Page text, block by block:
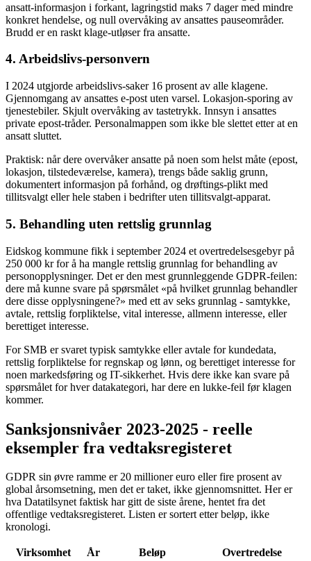
ansatt-informasjon i forkant, lagringstid maks 7 dager med mindre
konkret hendelse, og null overvåking av ansattes pauseområder.
Brudd er en raskt klage-utløser fra ansatte.
4. Arbeidslivs-personvern
I 2024 utgjorde arbeidslivs-saker 16 prosent av alle klagene.
Gjennomgang av ansattes e-post uten varsel. Lokasjon-sporing av
tjenestebiler. Skjult overvåking av tastetrykk. Innsyn i ansattes
private epost-tråder. Personalmappen som ikke ble slettet etter at en
ansatt sluttet.
Praktisk: når dere overvåker ansatte på noen som helst måte (epost,
lokasjon, tilstedeværelse, kamera), trengs både saklig grunn,
dokumentert informasjon på forhånd, og drøftings-plikt med
tillitsvalgt eller hele staben i bedrifter uten tillitsvalgt-apparat.
5. Behandling uten rettslig grunnlag
Eidskog kommune fikk i september 2024 et overtredelsesgebyr på
250 000 kr for å ha mangle rettslig grunnlag for behandling av
personopplysninger. Det er den mest grunnleggende GDPR-feilen:
dere må kunne svare på spørsmålet «på hvilket grunnlag behandler
dere disse opplysningene?» med ett av seks grunnlag - samtykke,
avtale, rettslig forpliktelse, vital interesse, allmenn interesse, eller
berettiget interesse.
For SMB er svaret typisk samtykke eller avtale for kundedata,
rettslig forpliktelse for regnskap og lønn, og berettiget interesse for
noen markedsføring og IT-sikkerhet. Hvis dere ikke kan svare på
spørsmålet for hver datakategori, har dere en lukke-feil før klagen
kommer.
Sanksjonsnivåer 2023-2025 - reelle
eksempler fra vedtaksregisteret
GDPR sin øvre ramme er 20 millioner euro eller fire prosent av
global årsomsetning, men det er taket, ikke gjennomsnittet. Her er
hva Datatilsynet faktisk har gitt de siste årene, hentet fra det
offentlige vedtaksregisteret. Listen er sortert etter beløp, ikke
kronologi.
Virksomhet År Beløp Overtredelse